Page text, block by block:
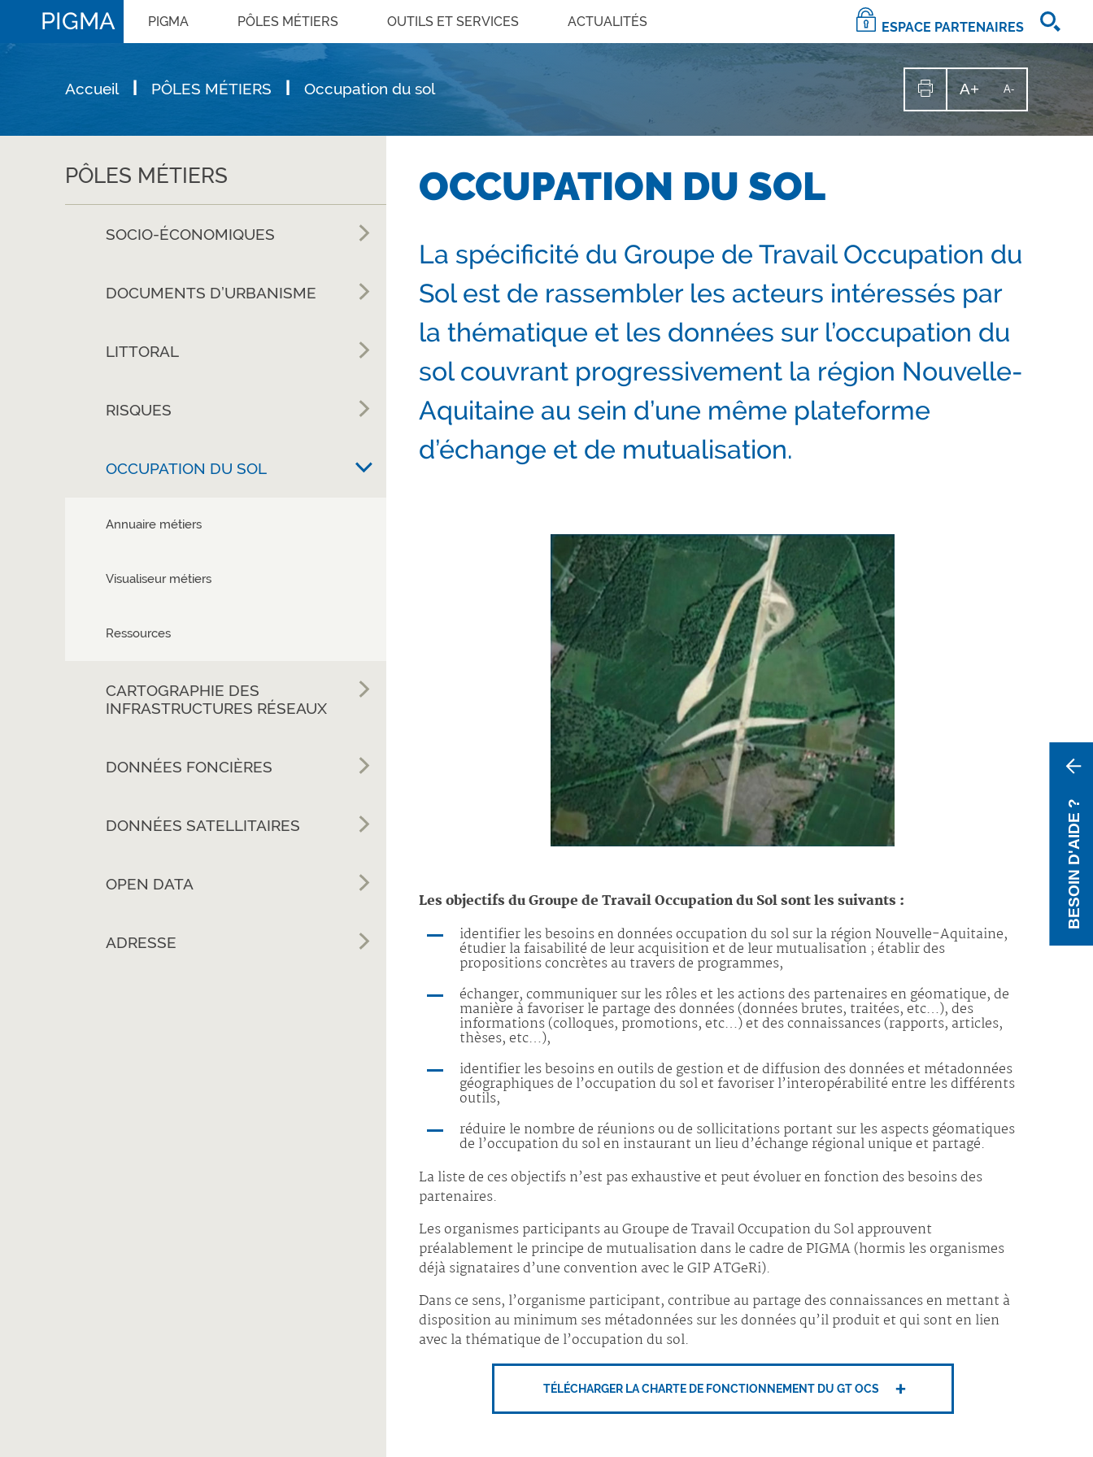
PIGMA PIGMA PÔLES MÉTIERS OUTILS ET SERVICES ACTUALITÉS ESPACE PARTENAIRES
BESOIN D'AIDE ?
Accueil PÔLES MÉTIERS Occupation du sol
Imprimer
page
A+Augmenter
la
taille
A- Diminuer
la
taille
du
texte
PÔLES MÉTIERS
SOCIO-ÉCONOMIQUES
DOCUMENTS D’URBANISME
LITTORAL
RISQUES
OCCUPATION DU SOL
Annuaire métiers
Visualiseur métiers
Ressources
CARTOGRAPHIE DES
INFRASTRUCTURES RÉSEAUX
DONNÉES FONCIÈRES
DONNÉES SATELLITAIRES
OPEN DATA
ADRESSE
OCCUPATION DU SOL
La spécificité du Groupe de Travail Occupation du
Sol est de rassembler les acteurs intéressés par
la thématique et les données sur l’occupation du
sol couvrant progressivement la région Nouvelle-
Aquitaine au sein d’une même plateforme
d’échange et de mutualisation.
Les objectifs du Groupe de Travail Occupation du Sol sont les suivants :
identifier les besoins en données occupation du sol sur la région Nouvelle-Aquitaine,
étudier la faisabilité de leur acquisition et de leur mutualisation ; établir des
propositions concrètes au travers de programmes,
échanger, communiquer sur les rôles et les actions des partenaires en géomatique, de
manière à favoriser le partage des données (données brutes, traitées, etc…), des
informations (colloques, promotions, etc…) et des connaissances (rapports, articles,
thèses, etc…),
identifier les besoins en outils de gestion et de diffusion des données et métadonnées
géographiques de l’occupation du sol et favoriser l’interopérabilité entre les différents
outils,
réduire le nombre de réunions ou de sollicitations portant sur les aspects géomatiques
de l’occupation du sol en instaurant un lieu d’échange régional unique et partagé.
La liste de ces objectifs n’est pas exhaustive et peut évoluer en fonction des besoins des
partenaires.
Les organismes participants au Groupe de Travail Occupation du Sol approuvent
préalablement le principe de mutualisation dans le cadre de PIGMA (hormis les organismes
déjà signataires d’une convention avec le GIP ATGeRi).
Dans ce sens, l’organisme participant, contribue au partage des connaissances en mettant à
disposition au minimum ses métadonnées sur les données qu’il produit et qui sont en lien
avec la thématique de l’occupation du sol.
TÉLÉCHARGER LA CHARTE DE FONCTIONNEMENT DU GT OCS